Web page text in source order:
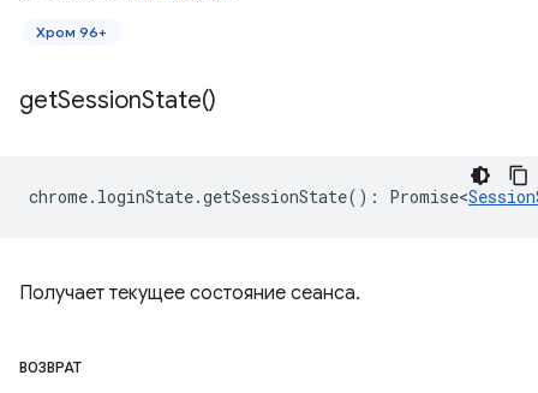
Хром 96+
getSessionState()
chrome. loginState.getSessionState() : Promise<
Получает текущее состояние сеанса.
ВОЗВРАТ